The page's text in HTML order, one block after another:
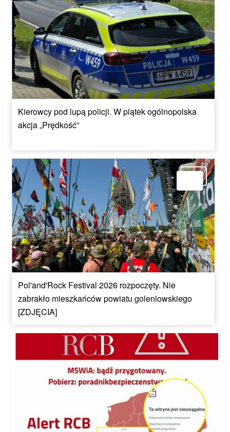
Kierowcy pod lupą policji. W piątek ogólnopolska
akcja „Prędkość”
Pol'and'Rock Festival 2026 rozpoczęty. Nie
zabrakło mieszkańców powiatu goleniowskiego
[ZDJĘCIA]